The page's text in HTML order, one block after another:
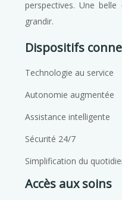
perspectives. Une
grandir.
Dispositifs
Technologie au service
Autonomie augmentée
Assistance intelligente
Sécurité 24/7
Simplification du
Accès aux soins